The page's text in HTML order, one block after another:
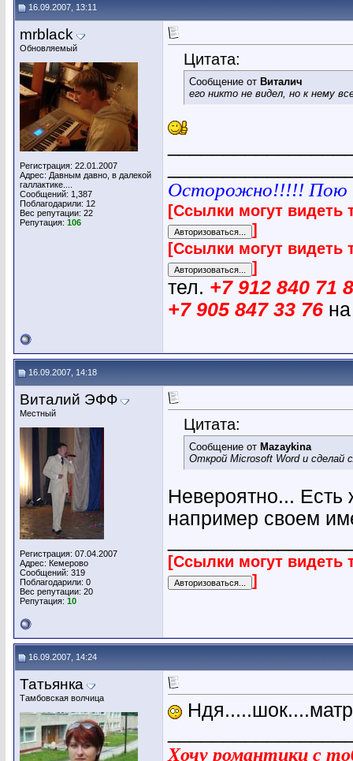
16.09.2007, 13:11
mrblack
Обновляемый
Регистрация: 22.01.2007
Адрес: Давным давно, в далекой
галлактике....
Сообщений: 1,387
Поблагодарили: 12
Вес репутации: 22
Репутация: 106
Цитата:
Сообщение от Виталич
его никто не видел, но к нему
Осторожно!!!!! Пою
[Ссылки могут видеть
]
[Ссылки могут видеть
]
тел. +7 912 840 71
+7 905 847 33 76
16.09.2007, 14:18
Виталий ЭФФ
Местный
Регистрация: 07.04.2007
Адрес: Кемерово
Сообщений: 319
Поблагодарили: 0
Вес репутации: 20
Репутация: 10
Цитата:
Сообщение от Mazaykina
Открой Microsoft Word и сделай
Невероятно... Есть
например своем
[Ссылки могут видеть
]
16.09.2007, 14:24
Татьянка
Тамбовская волчица
Хочу романтики с